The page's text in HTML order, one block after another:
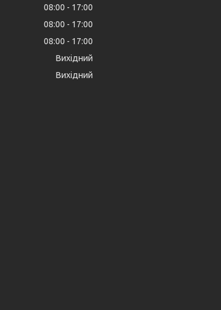
08:00
17:00
08:00
17:00
08:00
17:00
Вихідний
Вихідний